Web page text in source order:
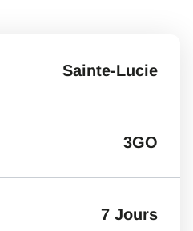
Sainte-Lucie
3GO
7 Jours